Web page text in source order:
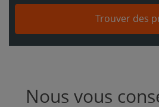
Trouver des
Nous vous